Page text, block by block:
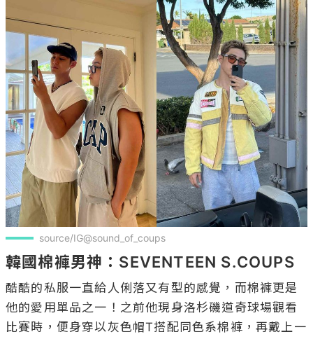
source/IG@sound_of_coups
韓國棉褲男神：SEVENTEEN S.COUPS
酷酷的私服一直給人俐落又有型的感覺，而棉褲更是
他的愛用單品之一！之前他現身洛杉磯道奇球場觀看
比賽時，便身穿以灰色帽T搭配同色系棉褲，再戴上一